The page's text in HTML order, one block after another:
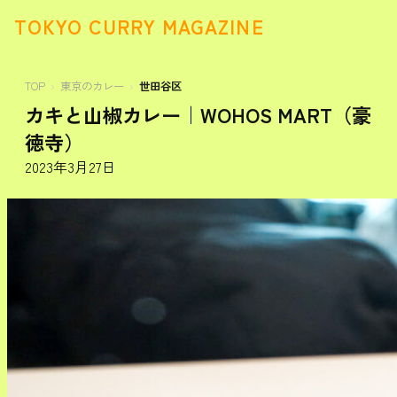
TOKYO CURRY MAGAZINE
TOP 東京のカレー 世田谷区
カキと山椒カレー｜WOHOS MART（豪
徳寺）
2023年3月27日